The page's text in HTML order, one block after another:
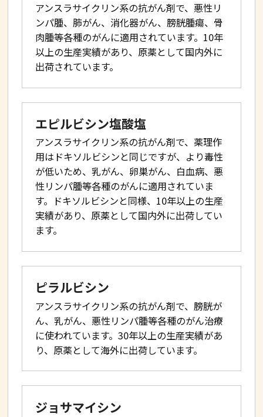
アンスラサイクリン系の抗がん剤で、悪性リ
ンパ腫、肺がん、消化器がん、膀胱腫瘍、骨
肉腫等各種のがんに適用されています。10年
以上の生産実績があり、原薬として国内外に
出荷されています。
エピルビシン塩酸塩
アンスラサイクリン系の抗がん剤で、薬理作
用はドキソルビシンと同じですが、より毒性
が低いため、乳がん、卵巣がん、白血病、悪
性リンパ腫等各種のがんに適用されていま
す。ドキソルビシンと同様、10年以上の生産
実績があり、原薬として国内外に出荷してい
ます。
ピラルビシン
アンスラサイクリン系の抗がん剤で、膀胱が
ん、乳がん、悪性リンパ腫等各種のがん治療
に使われています。30年以上の生産実績があ
り、原薬として海外に出荷しています。
ジョサマイシン